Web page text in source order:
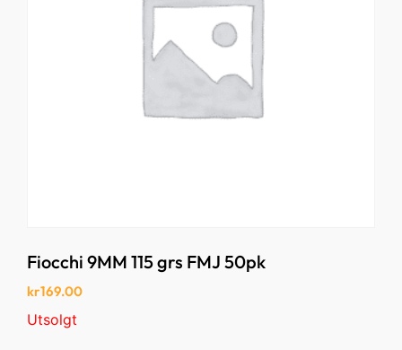
Fiocchi 9MM 115 grs FMJ 50pk
kr169.00
Utsolgt